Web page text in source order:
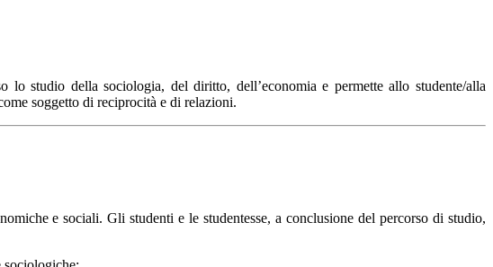
studio della sociologia, del diritto, dell’economia e permette allo studente/alla
soggetto di reciprocità e di relazioni.
e sociali. Gli studenti e le studentesse, a conclusione del percorso di studio,